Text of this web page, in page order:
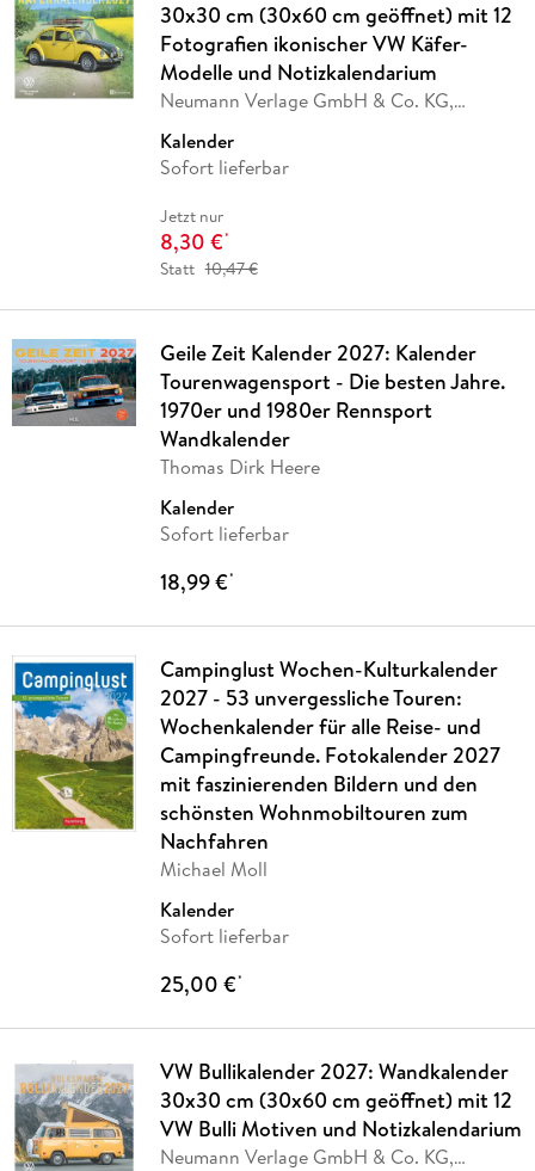
30x30 cm (30x60 cm geöffnet) mit 12
Fotografien ikonischer VW Käfer-
Modelle und Notizkalendarium
Neumann Verlage GmbH & Co. KG,
Kalender
Sofort lieferbar
Jetzt nur
8,30 €*
Statt 10,47 €
Geile Zeit Kalender 2027: Kalender
Tourenwagensport - Die besten Jahre.
1970er und 1980er Rennsport
Wandkalender
Thomas Dirk Heere
Kalender
Sofort lieferbar
18,99 €*
Campinglust Wochen-Kulturkalender
2027 - 53 unvergessliche Touren:
Wochenkalender für alle Reise- und
Campingfreunde. Fotokalender 2027
mit faszinierenden Bildern und den
schönsten Wohnmobiltouren zum
Nachfahren
Michael Moll
Kalender
Sofort lieferbar
25,00 €*
VW Bullikalender 2027: Wandkalender
30x30 cm (30x60 cm geöffnet) mit 12
VW Bulli Motiven und Notizkalendarium
Neumann Verlage GmbH & Co. KG,